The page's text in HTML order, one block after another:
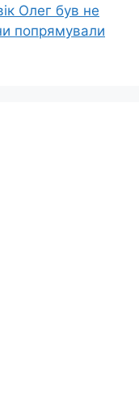
Олег був не
попрямували